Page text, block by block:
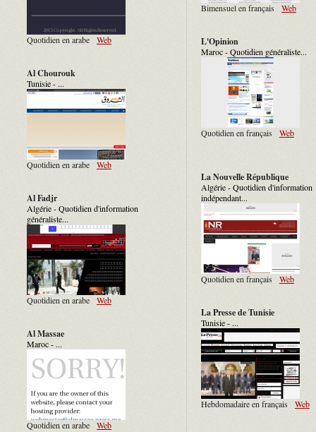
Quotidien en arabe Web
Al Chourouk
Tunisie - ...
Quotidien en arabe Web
Al Fadjr
Algérie - Quotidien d'information
généraliste...
Quotidien en arabe Web
Al Massae
Maroc - ...
Quotidien en arabe Web
Bimensuel en français Web
L'Opinion
Maroc - Quotidien généraliste...
Quotidien en français Web
La Nouvelle République
Algérie - Quotidien d'information
indépendant...
Quotidien en français Web
La Presse de Tunisie
Tunisie - ...
Hebdomadaire en français Web